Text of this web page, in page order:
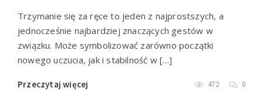
Trzymanie się za ręce to jeden z najprostszych, a
jednocześnie najbardziej znaczących gestów w
związku. Może symbolizować zarówno początki
nowego uczucia, jak i stabilność w […]
Przeczytaj więcej 472 0